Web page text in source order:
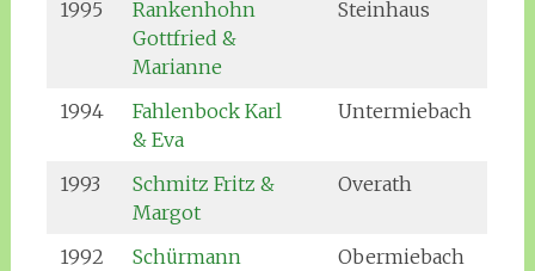
1995
Rankenhohn
Gottfried &
Marianne
Steinhaus
1994
Fahlenbock Karl
& Eva
Untermiebach
1993
Schmitz Fritz &
Margot
Overath
1992 Schürmann Obermiebach